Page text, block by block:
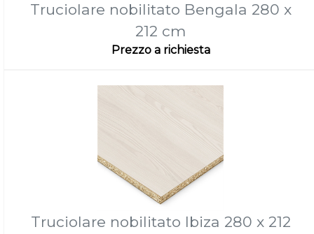
Truciolare nobilitato Bengala 280 x
212 cm
Prezzo a richiesta
Truciolare nobilitato Ibiza 280 x 212